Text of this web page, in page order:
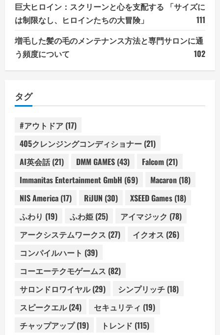
巨大ヒロイン：スクリーンと心を支配する 「サイズに
は制限なし、ヒロインたちの大冒険」
111
増毛した髪の毛のメンテナンス方法と専門サロンに通
う頻度について
102
タグ
#アウトドア (17)
405クレンジングコンディショナー (21)
AI英会話(21) DMM GAMES (43) Falcom (21)
Immanitas Entertainment GmbH (69) Macaron (18)
NIS America (17) RiJUN (30) XSEED Games (18)
ふわり (19) ふわ姫 (25) アイマジック (78)
アークシステムワークス (27) イクオス (26)
コンパイルハート (39)
コーエーテクモゲームス (82)
サロンドロワイヤル(29) シンプリッチ (18)
スピークエル(24) セキュリティ (19)
チャップアップ(19) トレンド (115)